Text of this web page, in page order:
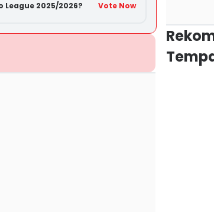
League 2025/2026? Vote Now